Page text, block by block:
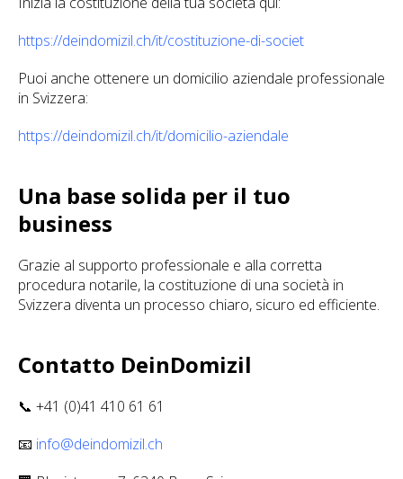
https://deindomizil.ch/it/costituzione-di-societ
Puoi anche ottenere un domicilio aziendale professionale
in Svizzera:
https://deindomizil.ch/it/domicilio-aziendale
Una base solida per il tuo
business
Grazie al supporto professionale e alla corretta
procedura notarile, la costituzione di una società in
Svizzera diventa un processo chiaro, sicuro ed efficiente.
Contatto DeinDomizil
📞 +41 (0)41 410 61 61
📧 info@deindomizil.ch